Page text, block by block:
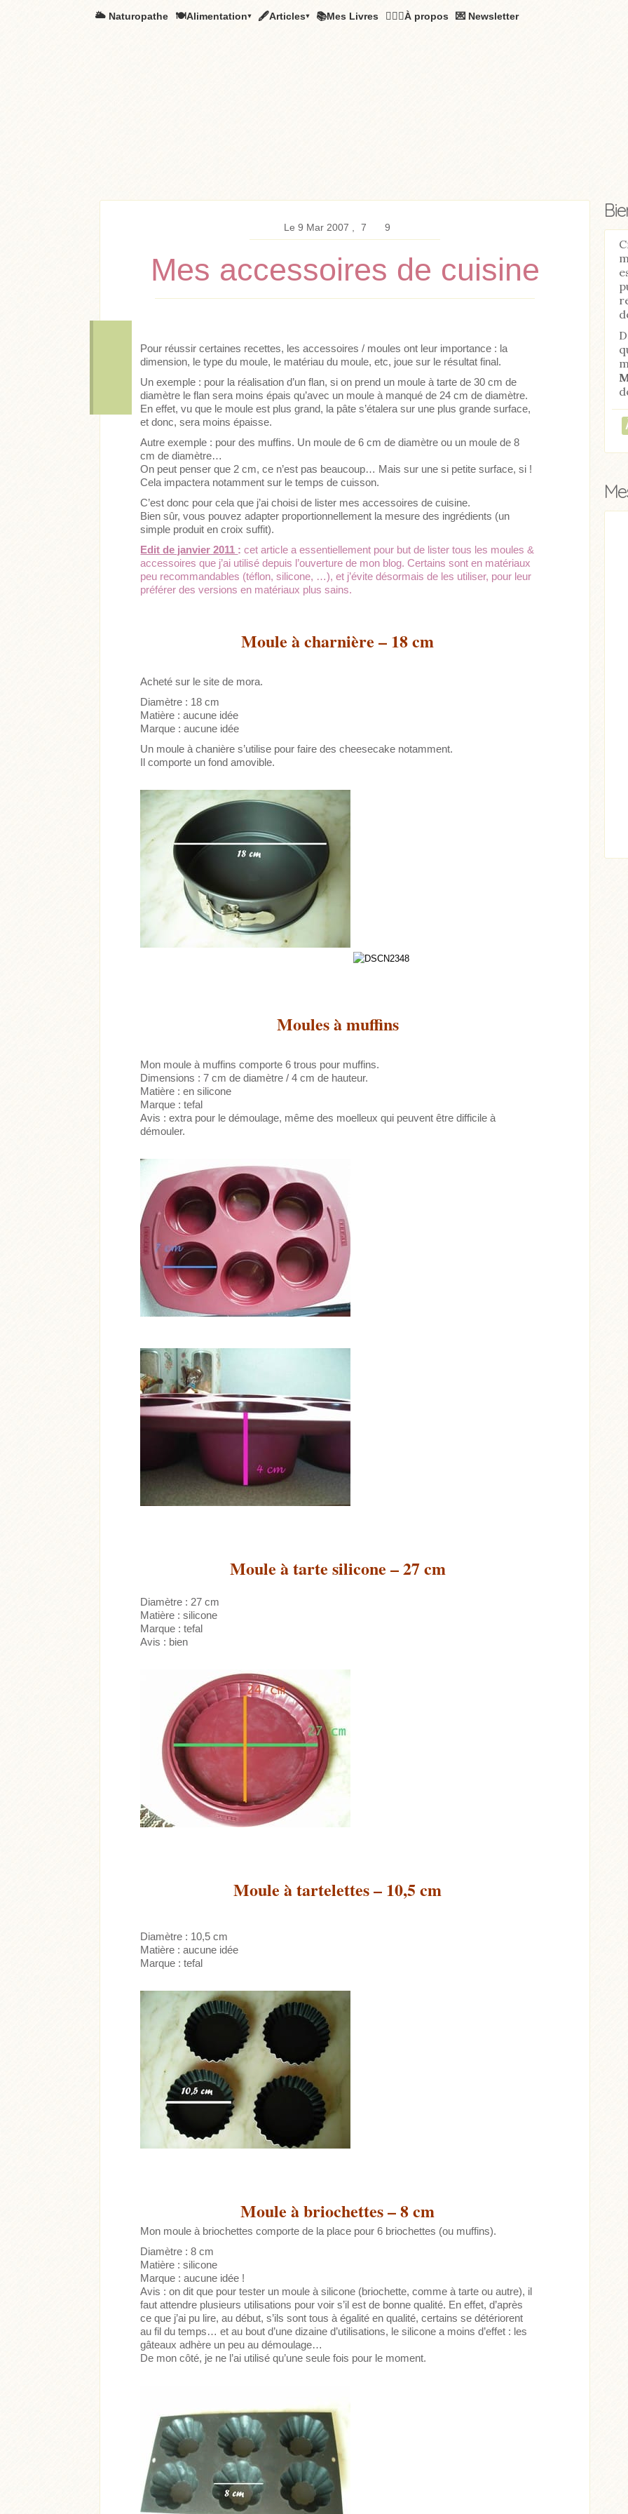
🌥️ Naturopathe 🍽Alimentation▾ 🖋Articles▾ 📚Mes Livres 🧚🏻‍♂️À propos 💌 Newsletter
Le 9 Mar 2007 7 9
Mes accessoires de cuisine
Pour réussir certaines recettes, les accessoires / moules ont leur importance : la
dimension, le type du moule, le matériau du moule, etc, joue sur le résultat final.
Un exemple : pour la réalisation d’un flan, si on prend un moule à tarte de 30 cm de
diamètre le flan sera moins épais qu’avec un moule à manqué de 24 cm de diamètre.
En effet, vu que le moule est plus grand, la pâte s’étalera sur une plus grande surface,
et donc, sera moins épaisse.
Autre exemple : pour des muffins. Un moule de 6 cm de diamètre ou un moule de 8
cm de diamètre…
On peut penser que 2 cm, ce n’est pas beaucoup… Mais sur une si petite surface, si !
Cela impactera notamment sur le temps de cuisson.
C’est donc pour cela que j’ai choisi de lister mes accessoires de cuisine.
Bien sûr, vous pouvez adapter proportionnellement la mesure des ingrédients (un
simple produit en croix suffit).
Edit de janvier 2011 : cet article a essentiellement pour but de lister tous les moules &
accessoires que j’ai utilisé depuis l’ouverture de mon blog. Certains sont en matériaux
peu recommandables (téflon, silicone, …), et j’évite désormais de les utiliser, pour leur
préférer des versions en matériaux plus sains.
Moule à charnière – 18 cm
Acheté sur le site de mora.
Diamètre : 18 cm
Matière : aucune idée
Marque : aucune idée
Un moule à chanière s’utilise pour faire des cheesecake notamment.
Il comporte un fond amovible.
Moules à muffins
Mon moule à muffins comporte 6 trous pour muffins.
Dimensions : 7 cm de diamètre / 4 cm de hauteur.
Matière : en silicone
Marque : tefal
Avis : extra pour le démoulage, même des moelleux qui peuvent être difficile à
démouler.
Moule à tarte silicone – 27 cm
Diamètre : 27 cm
Matière : silicone
Marque : tefal
Avis : bien
Moule à tartelettes – 10,5 cm
Diamètre : 10,5 cm
Matière : aucune idée
Marque : tefal
Moule à briochettes – 8 cm
Mon moule à briochettes comporte de la place pour 6 briochettes (ou muffins).
Diamètre : 8 cm
Matière : silicone
Marque : aucune idée !
Avis : on dit que pour tester un moule à silicone (briochette, comme à tarte ou autre), il
faut attendre plusieurs utilisations pour voir s’il est de bonne qualité. En effet, d’après
ce que j’ai pu lire, au début, s’ils sont tous à égalité en qualité, certains se détériorent
au fil du temps… et au bout d’une dizaine d’utilisations, le silicone a moins d’effet : les
gâteaux adhère un peu au démoulage…
De mon côté, je ne l’ai utilisé qu’une seule fois pour le moment.
Acheter Lire l'article
Acheter Lire l'article